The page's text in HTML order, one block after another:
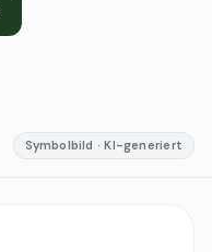
Symbolbild · KI-generiert